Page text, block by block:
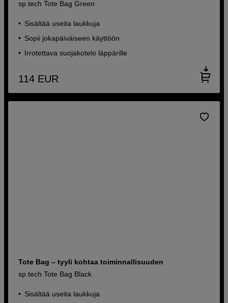
sp.tech Tote Bag Green
Sisältää useita laukkuja
Sopii jokapäiväiseen käyttöön
Irrotettava suojakotelo läppärille
114 EUR
Tote Bag – tyyli kohtaa toiminnallisuuden
sp.tech Tote Bag Black
Sisältää useita laukkuja